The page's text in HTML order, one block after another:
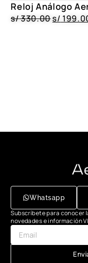
Reloj Análogo
s/330.00s/
Whatsapp
Subscríbete para conocer
novedades e información